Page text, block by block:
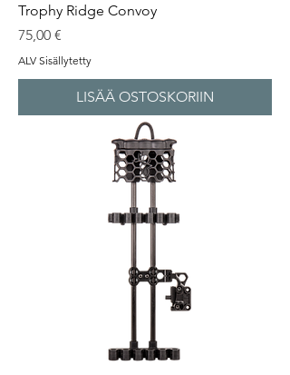
Trophy Ridge Convoy
Hinta
75,00 €
ALV Sisällytetty
LISÄÄ OSTOSKORIIN